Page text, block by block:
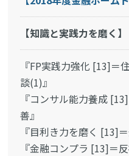
【知識と実践力を磨く】
『FP実践力強化 [13]＝
談(1)』
『コンサル能力養成
善』
『目利き力を磨く [13]
『金融コンプラ [13]＝